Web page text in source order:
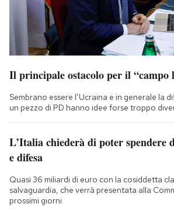
Il principale ostacolo per il “campo
Sembrano essere l’Ucraina e in generale la
un pezzo di PD hanno idee forse troppo
L’Italia chiederà di poter spendere
e difesa
Quasi 36 miliardi di euro con la cosiddetta
salvaguardia, che verrà presentata alla
prossimi giorni